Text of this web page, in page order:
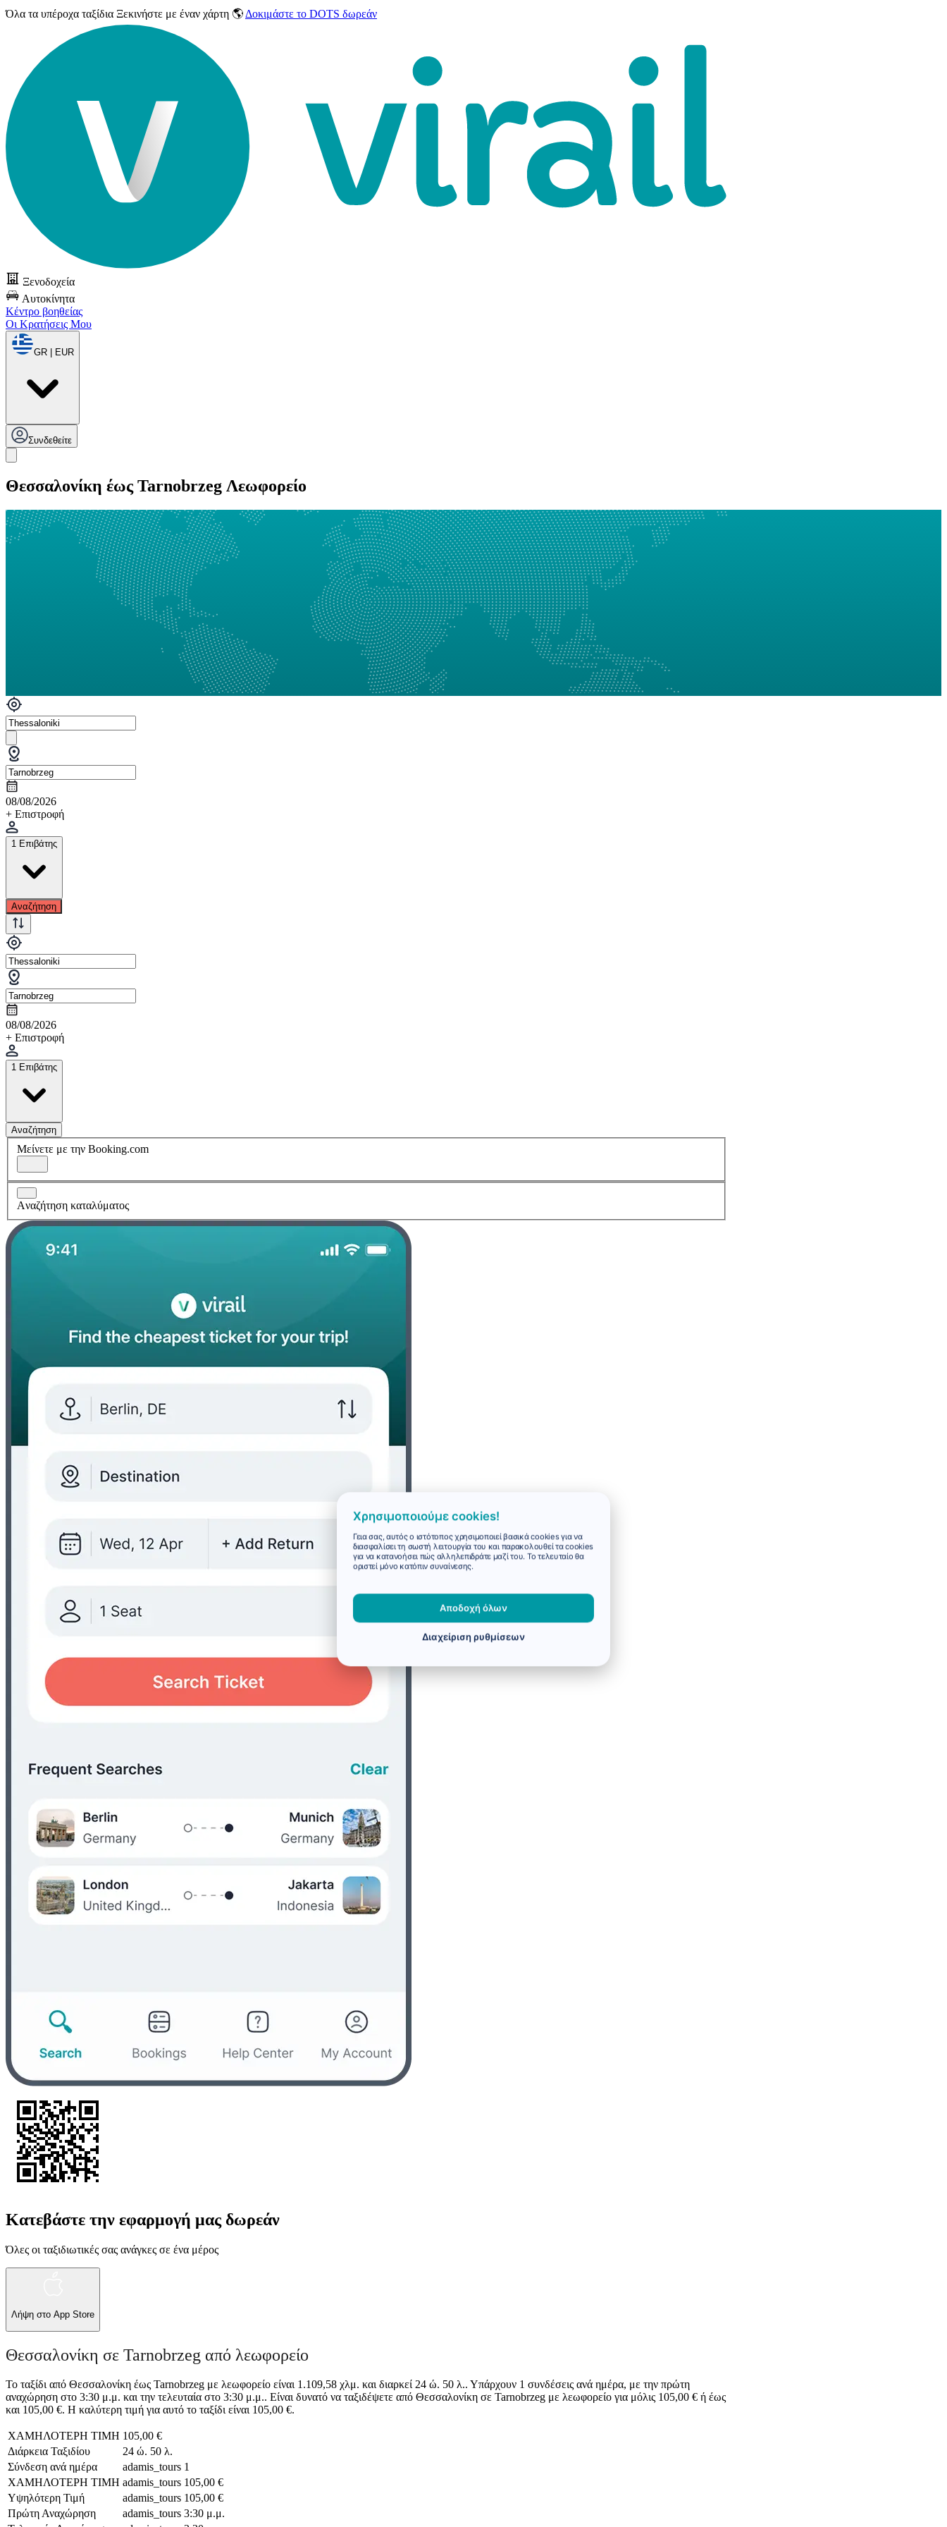
Όλα τα υπέροχα ταξίδια Ξεκινήστε με έναν χάρτη 🌎 Δοκιμάστε το DOTS δωρεάν
Ξενοδοχεία
Αυτοκίνητα
Κέντρο βοηθείας
Οι Κρατήσεις Μου
GR | EUR
Συνδεθείτε
Θεσσαλονίκη έως Tarnobrzeg Λεωφορείο
08/08/2026
+ Επιστροφή
1 Επιβάτης
Αναζήτηση
08/08/2026
+ Επιστροφή
1 Επιβάτης
Αναζήτηση
Μείνετε με την Booking.com
Aναζήτηση καταλύματος
Κατεβάστε την εφαρμογή μας δωρεάν
Όλες οι ταξιδιωτικές σας ανάγκες σε ένα μέρος
Λήψη στο App Store
Θεσσαλονίκη σε Tarnobrzeg από λεωφορείο
Το ταξίδι από Θεσσαλονίκη έως Tarnobrzeg με λεωφορείο είναι 1.109,58 χλμ. και διαρκεί 24 ώ. 50 λ.. Υπάρχουν 1 συνδέσεις ανά ημέρα, με την πρώτη
αναχώρηση στο 3:30 μ.μ. και την τελευταία στο 3:30 μ.μ.. Είναι δυνατό να ταξιδέψετε από Θεσσαλονίκη σε Tarnobrzeg με λεωφορείο για μόλις 105,00 € ή έως
και 105,00 €. Η καλύτερη τιμή για αυτό το ταξίδι είναι 105,00 €.
ΧΑΜΗΛΟΤΕΡΗ ΤΙΜΗ 105,00 €
Διάρκεια Ταξιδίου
24 ώ. 50 λ.
Σύνδεση ανά ημέρα
adamis_tours 1
ΧΑΜΗΛΟΤΕΡΗ ΤΙΜΗ adamis_tours 105,00 €
Υψηλότερη Τιμή
adamis_tours 105,00 €
Πρώτη Αναχώρηση
adamis_tours 3:30 μ.μ.
Χρησιμοποιούμε cookies!
Γεια σας, αυτός ο ιστότοπος χρησιμοποιεί βασικά cookies για να
διασφαλίσει τη σωστή λειτουργία του και παρακολουθεί τα cookies
για να κατανοήσει πώς αλληλεπιδράτε μαζί του. Το τελευταίο θα
οριστεί μόνο κατόπιν συναίνεσης.
Αποδοχή όλων
Διαχείριση ρυθμίσεων